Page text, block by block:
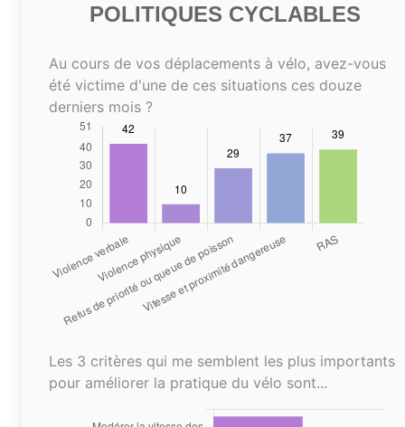
POLITIQUES CYCLABLES
Au cours de vos déplacements à vélo, avez-vous
été victime d'une de ces situations ces douze
derniers mois ?
Les 3 critères qui me semblent les plus importants
pour améliorer la pratique du vélo sont...